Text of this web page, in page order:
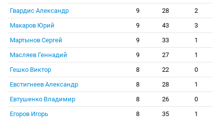
Гвардис Александр
9 28
2
Макаров Юрий
9 43
3
Мартынов Сергей
9 33
1
Масляев Геннадий
9 27
1
Гешко Виктор
8 22
0
Евстигнеев Александр
8 28
1
Евтушенко Владимир
8 26
0
Егоров Игорь
8 35
1